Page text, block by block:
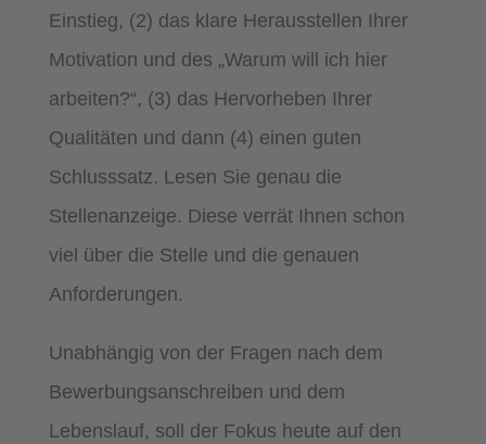
Einstieg, (2) das klare Herausstellen Ihrer
Motivation und des „Warum will ich hier
arbeiten?“, (3) das Hervorheben Ihrer
Qualitäten und dann (4) einen guten
Schlusssatz. Lesen Sie genau die
Stellenanzeige. Diese verrät Ihnen schon
viel über die Stelle und die genauen
Anforderungen.
Unabhängig von der Fragen nach dem
Bewerbungsanschreiben und dem
Lebenslauf, soll der Fokus heute auf den